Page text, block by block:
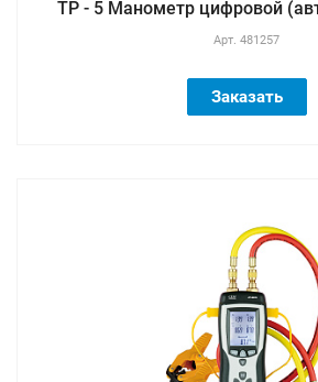
TP - 5 Манометр цифровой
Арт. 481257
Заказать